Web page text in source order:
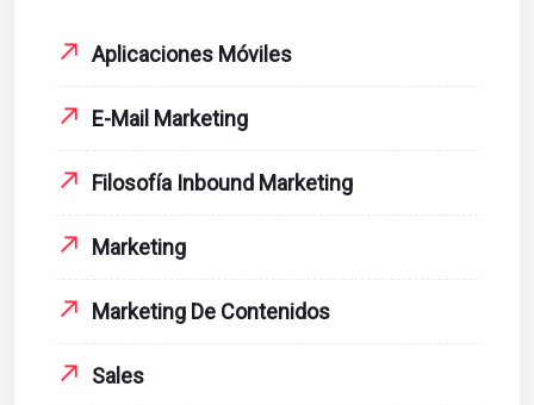
Aplicaciones Móviles
E-Mail Marketing
Filosofía Inbound Marketing
Marketing
Marketing De Contenidos
Sales